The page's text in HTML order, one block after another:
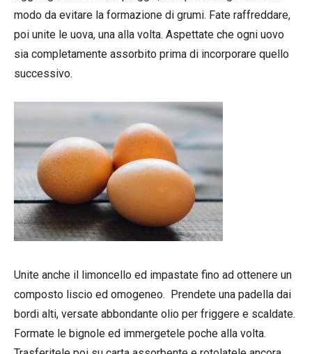
modo da evitare la formazione di grumi. Fate raffreddare,
poi unite le uova, una alla volta. Aspettate che ogni uovo
sia completamente assorbito prima di incorporare quello
successivo.
Unite anche il limoncello ed impastate fino ad ottenere un
composto liscio ed omogeneo. Prendete una padella dai
bordi alti, versate abbondante olio per friggere e scaldate.
Formate le bignole ed immergetele poche alla volta.